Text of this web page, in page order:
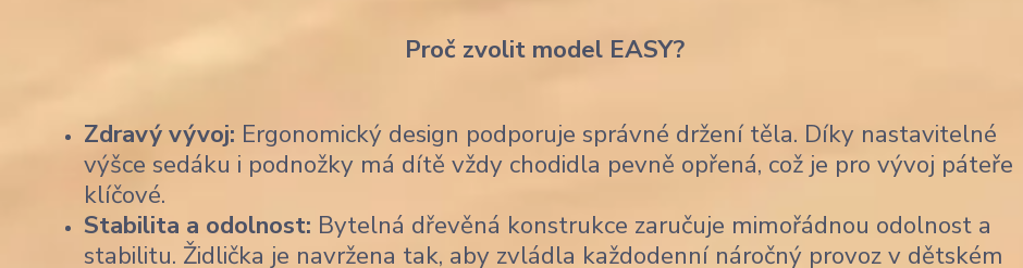
Proč zvolit model EASY?
Zdravý vývoj: Ergonomický design podporuje správné držení těla. Díky nastavitelné
výšce sedáku i podnožky má dítě vždy chodidla pevně opřená, což je pro vývoj páteře
klíčové.
Stabilita a odolnost: Bytelná dřevěná konstrukce zaručuje mimořádnou odolnost a
stabilitu. Židlička je navržena tak, aby zvládla každodenní náročný provoz v dětském